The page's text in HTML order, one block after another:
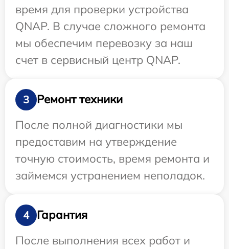
время для проверки устройства
QNAP. В случае сложного ремонта
мы обеспечим перевозку за наш
счет в сервисный центр QNAP.
3
Ремонт техники
После полной диагностики мы
предоставим на утверждение
точную стоимость, время ремонта и
займемся устранением неполадок.
4
Гарантия
После выполнения всех работ и